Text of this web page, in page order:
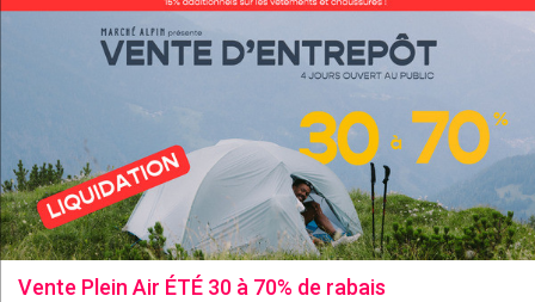
Vente Plein Air ÉTÉ 30 à 70% de rabais